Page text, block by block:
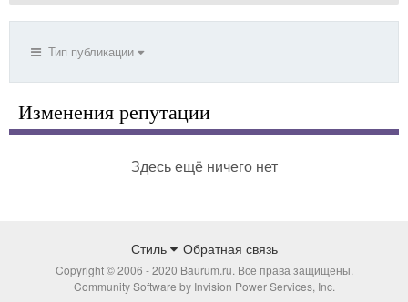
Тип публикации
Изменения репутации
Здесь ещё ничего нет
Стиль Обратная связь
Copyright © 2006 - 2020 Baurum.ru. Все права защищены.
Community Software by Invision Power Services, Inc.